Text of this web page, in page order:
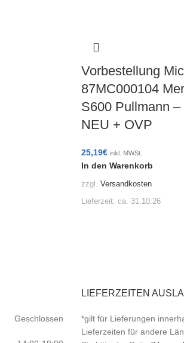
Vorbestellung
87MC000104
S600 Pullmann –
NEU + OVP
25,19€ inkl. MWSt.
In den Warenkorb
zzgl. Versandkosten
Lieferzeit: ca. 31.10.26
Geschlossen
LIEFERZEITEN
*gilt für Lieferungen
Lieferzeiten für andere